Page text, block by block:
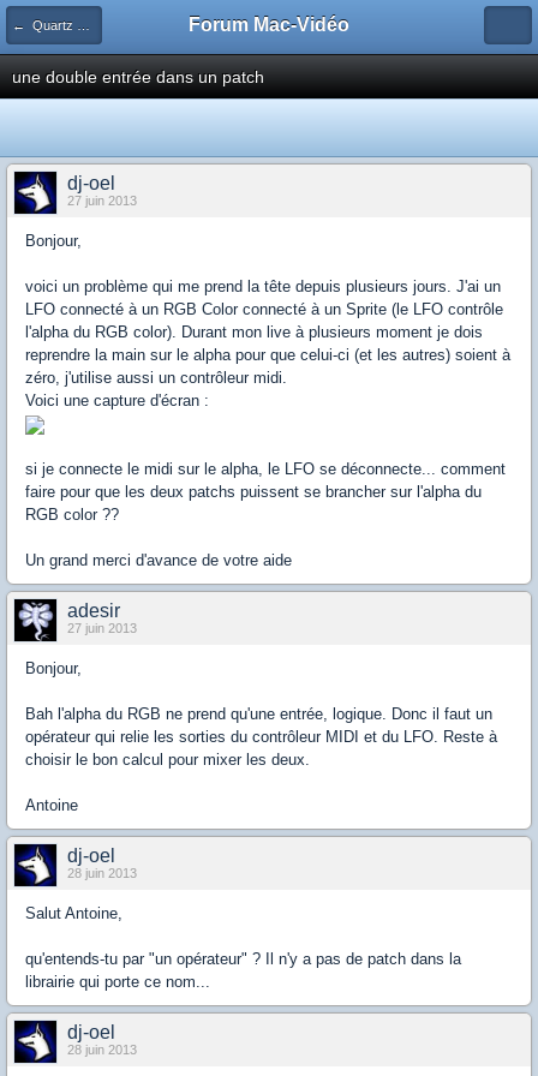
← Quartz Composer Forum Mac-Vidéo
une double entrée dans un patch
dj-oel
27 juin 2013
Bonjour,
voici un problème qui me prend la tête depuis plusieurs jours. J'ai un
LFO connecté à un RGB Color connecté à un Sprite (le LFO contrôle
l'alpha du RGB color). Durant mon live à plusieurs moment je dois
reprendre la main sur le alpha pour que celui-ci (et les autres) soient à
zéro, j'utilise aussi un contrôleur midi.
Voici une capture d'écran :
si je connecte le midi sur le alpha, le LFO se déconnecte... comment
faire pour que les deux patchs puissent se brancher sur l'alpha du
RGB color ??
Un grand merci d'avance de votre aide
adesir
27 juin 2013
Bonjour,
Bah l'alpha du RGB ne prend qu'une entrée, logique. Donc il faut un
opérateur qui relie les sorties du contrôleur MIDI et du LFO. Reste à
choisir le bon calcul pour mixer les deux.
Antoine
dj-oel
28 juin 2013
Salut Antoine,
qu'entends-tu par "un opérateur" ? Il n'y a pas de patch dans la
librairie qui porte ce nom...
dj-oel
28 juin 2013